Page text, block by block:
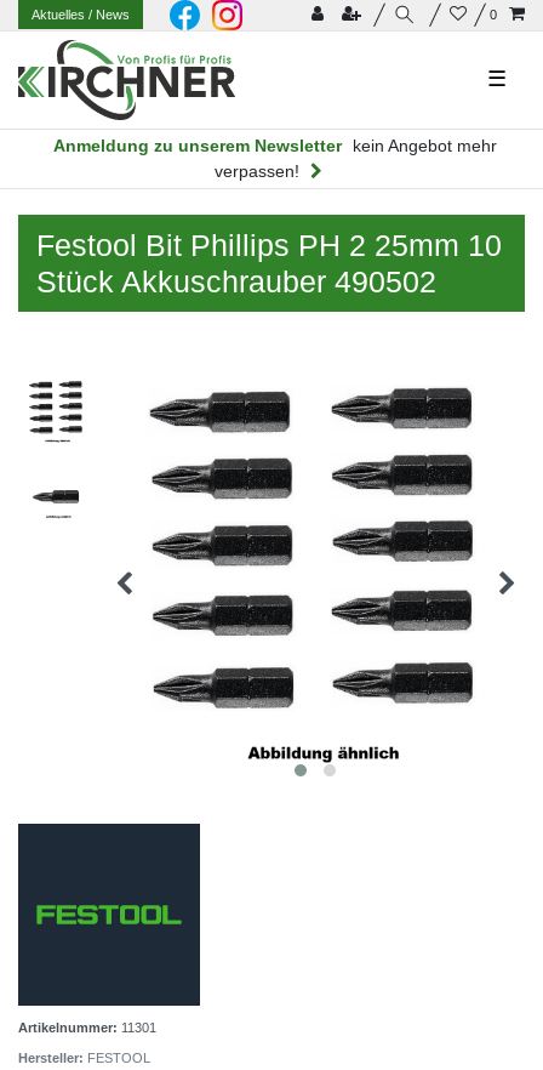
0
Aktuelles/ News
☰
Anmeldung zu unserem Newsletter
kein Angebot mehr
verpassen!
Festool Bit Phillips PH 2 25mm 10
Stück Akkuschrauber 490502
Artikelnummer: 11301
Hersteller: FESTOOL